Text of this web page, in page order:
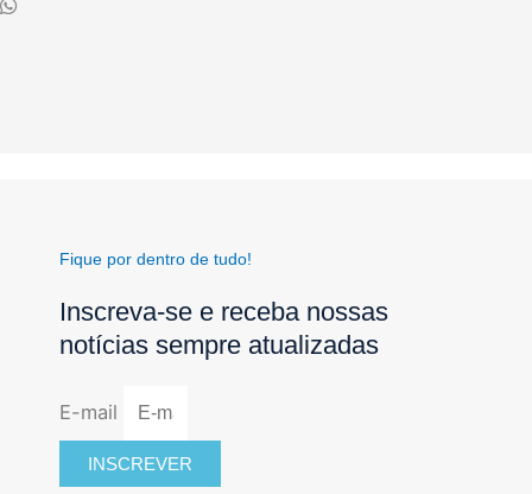
Fique por dentro de tudo!
Inscreva-se e receba nossas
notícias sempre atualizadas
E-mail
INSCREVER